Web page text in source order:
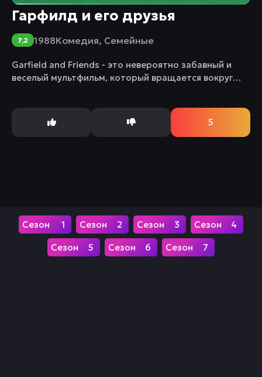
Гарфилд и его друзья
7,2 1988Комедия, Семейные
Garfield and Friends - это невероятно забавный и
веселый мультфильм, который вращается вокруг
5
1 2 3 4
5 6 7